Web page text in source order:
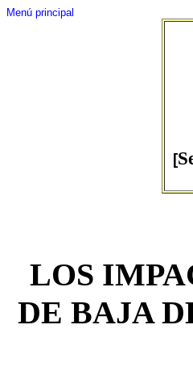
Menú principal
[
LOS
DE BAJA